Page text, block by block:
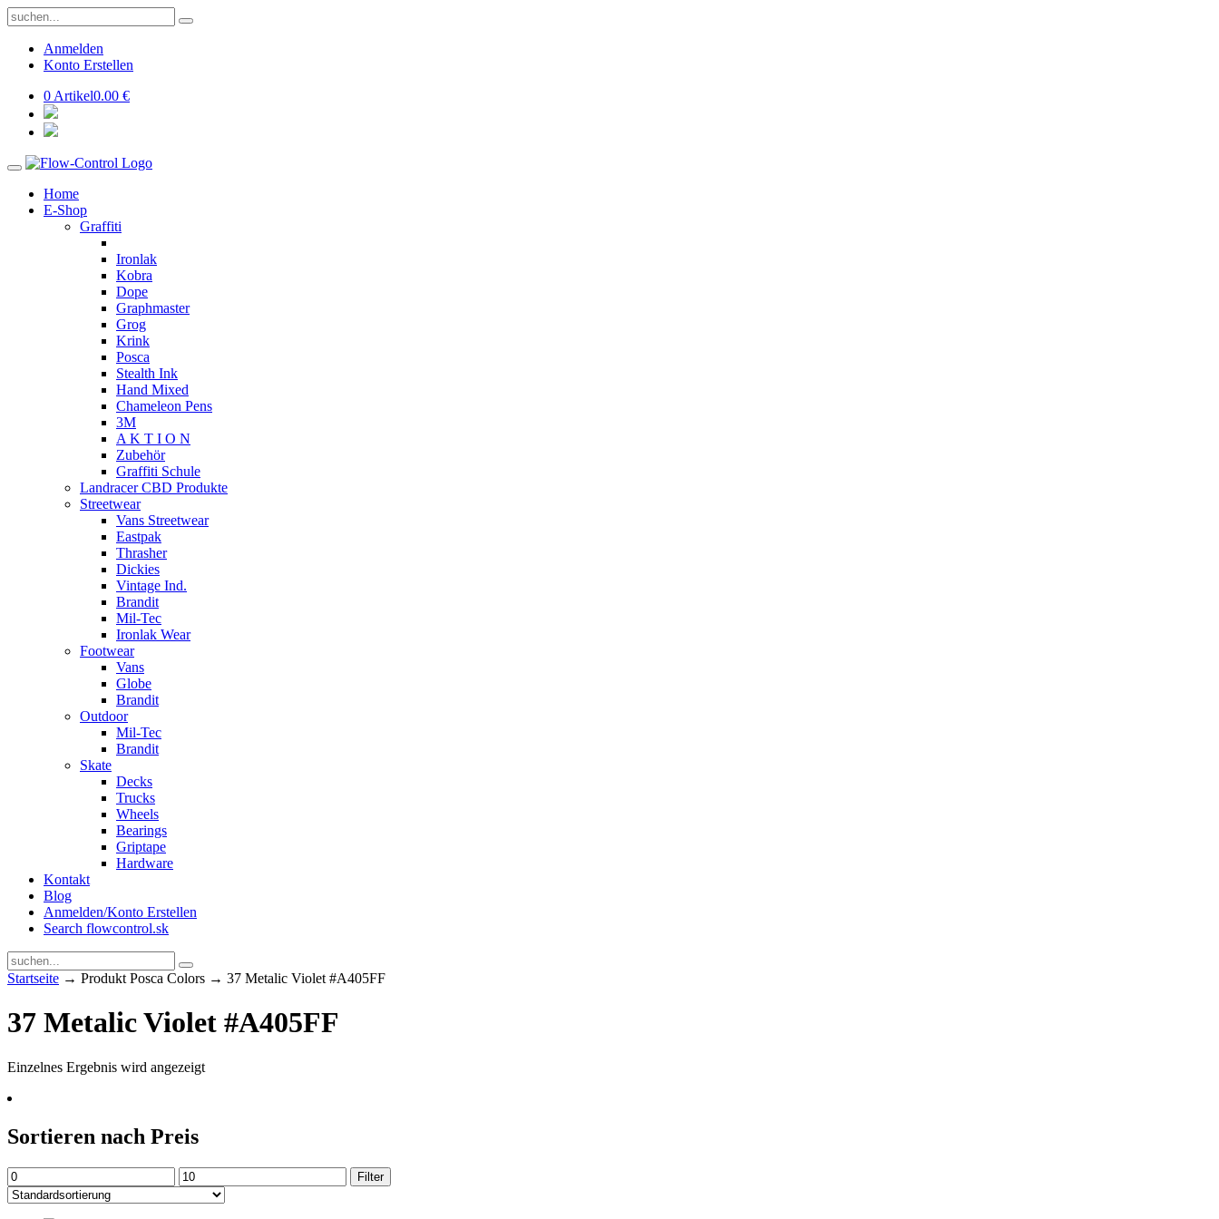
Anmelden
Konto Erstellen
0 Artikel0.00 €
Home
E-Shop
Graffiti
Ironlak
Kobra
Dope
Graphmaster
Grog
Krink
Posca
Stealth Ink
Hand Mixed
Chameleon Pens
3M
A K T I O N
Zubehör
Graffiti Schule
Landracer CBD Produkte
Streetwear
Vans Streetwear
Eastpak
Thrasher
Dickies
Vintage Ind.
Brandit
Mil-Tec
Ironlak Wear
Footwear
Vans
Globe
Brandit
Outdoor
Mil-Tec
Brandit
Skate
Decks
Trucks
Wheels
Bearings
Griptape
Hardware
Kontakt
Blog
Anmelden/Konto Erstellen
Search flowcontrol.sk
Startseite → Produkt Posca Colors → 37 Metalic Violet #A405FF
37 Metalic Violet #A405FF
Einzelnes Ergebnis wird angezeigt
Sortieren nach Preis
Min.
Preis
Max.
Preis
Filter